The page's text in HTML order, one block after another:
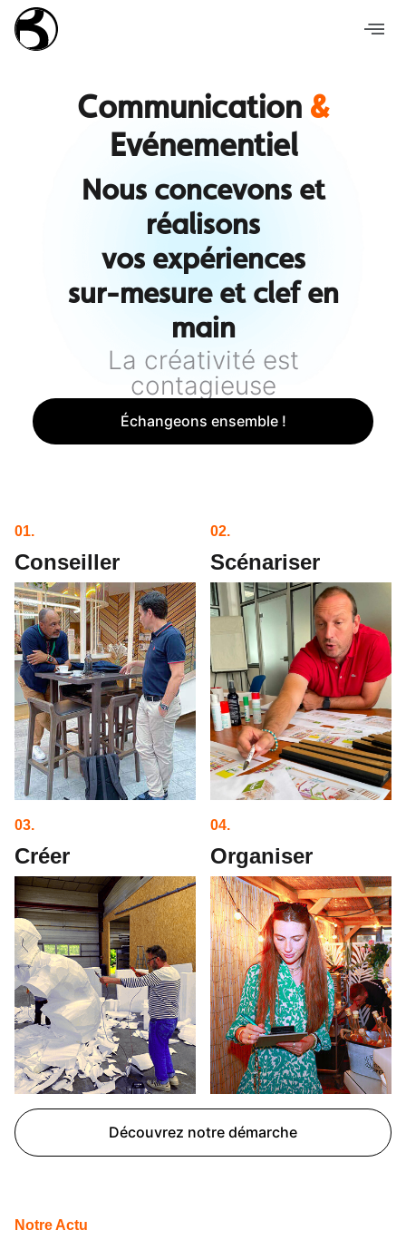
Communication &
Evénementiel
Nous concevons et
réalisons
vos expériences
sur-mesure et clef en
main
La créativité est
contagieuse
Échangeons ensemble !
01.
Conseiller
02.
Scénariser
03.
Créer
04.
Organiser
Découvrez notre démarche
Notre Actu